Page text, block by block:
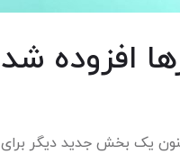
افزوده شد
یک بخش جدید دیگر برای